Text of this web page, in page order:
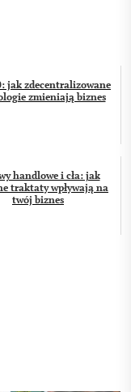
jak zdecentralizowane
zmieniają biznes
handlowe i cła: jak
traktaty wpływają na
twój biznes